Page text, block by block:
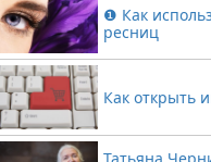
❶ Как
ресниц
Как открыть